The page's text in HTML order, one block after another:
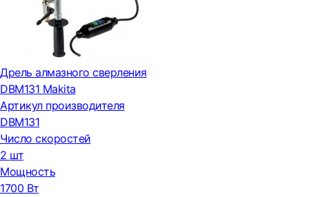
Дрель алмазного сверления
DBM131 Makita
Артикул производителя
DBM131
Число скоростей
2 шт
Мощность
1700 Вт